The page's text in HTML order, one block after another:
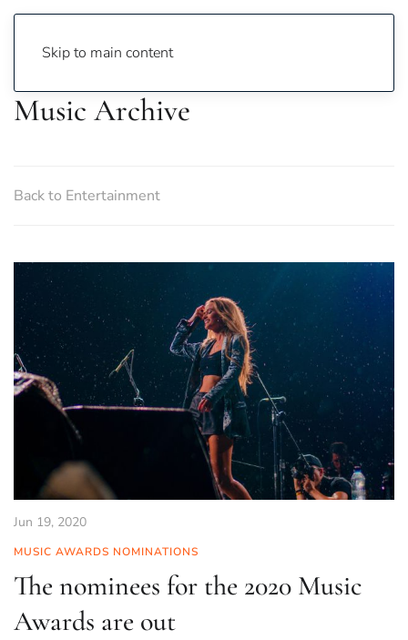
Skip to main content
Music Archive
Back to Entertainment
Jun 19, 2020
MUSIC AWARDS NOMINATIONS
The nominees for the 2020 Music
Awards are out